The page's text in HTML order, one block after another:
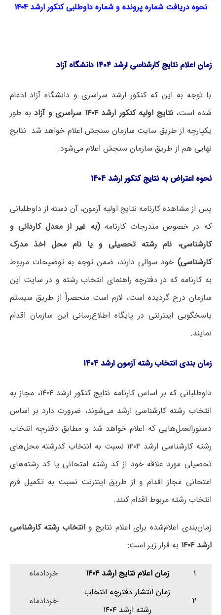
نحوه دریافت شماره پرونده و شماره داوطلبی کنکور ارشد ۱۴۰۴
زمان اعلام نتایج کارشناسی ارشد ۱۴۰۴ دانشگاه آزاد
با توجه به این که کنکور ارشد سراسری و دانشگاه آزاد ادغام
شده است،نتایج اولیه کنکور ارشد ۱۴۰۴ سراسری و آزاد
به طور
یکپارچه از طریق سایت سازمان سنجش اعلام خواهد شد. نتایج
نهایی هم از طریق سازمان سنجش اعلام می‌شود.
نحوه اعتراض به نتایج کنکور ارشد ۱۴۰۴
پس از مشاهده کارنامه نتایج اولیه آزمون، آن دسته از داوطلبانی
که در خصوص مندرجات کارنامه(به غیر از معدل کاردانی و
کارشناسی، نام رشته تحصیلی و یا نام محل اخذ مدرک
کارشناسی) خود سوالی دارند، ضمن توجه به توضیحات مربوط
به کارنامه که در دفترچه راهنمای انتخاب رشته و در سایت این
سازمان درج گردیده است، لازم است منحصراً از طریق سیستم
پاسخگویی اینترنتی در پایگاه اطلاع‌رسانی این سازمان اقدام
نمایند.
زمان بندی انتخاب رشته آزمون ارشد ۱۴۰۴
داوطلبانی که بر اساس کارنامه نتایج کنکور ارشد ۱۴۰۴، مجاز به
انتخاب رشته کارشناسی ارشدمی‌شوند، ضرورت دارد بر اساس
دستورالعمل‌هایی که اعلام خواهد شد و مطابق دفترچه انتخاب
رشته کارشناسی ارشد ۱۴۰۴ نسبت به انتخاب کدرشته محل‌های
تحصیلی مورد علاقه خود از کد رشته امتحانی یا کد رشته‌های
امتحانی مجاز اقدام و از طریق اینترنت نسبت به تکمیل فرم
انتخاب رشته مربوط اقدام کنند.
زمان‌بندی اعلام‌شده برای اعلام نتایج و انتخاب رشته کارشناسی
ارشد ۱۴۰۴
به قرار زیر است:
۱ زمان اعلام نتایج ارشد ۱۴۰۴ خردادماه
۲
زمان انتشار دفترچه انتخاب
رشته ارشد ۱۴۰۴
خردادماه